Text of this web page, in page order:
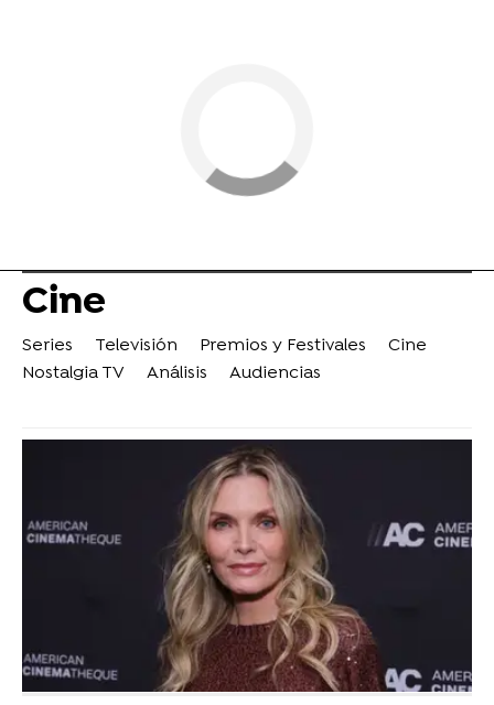
Cine
Series Televisión Premios y Festivales
Cine
Nostalgia TV
Análisis Audiencias